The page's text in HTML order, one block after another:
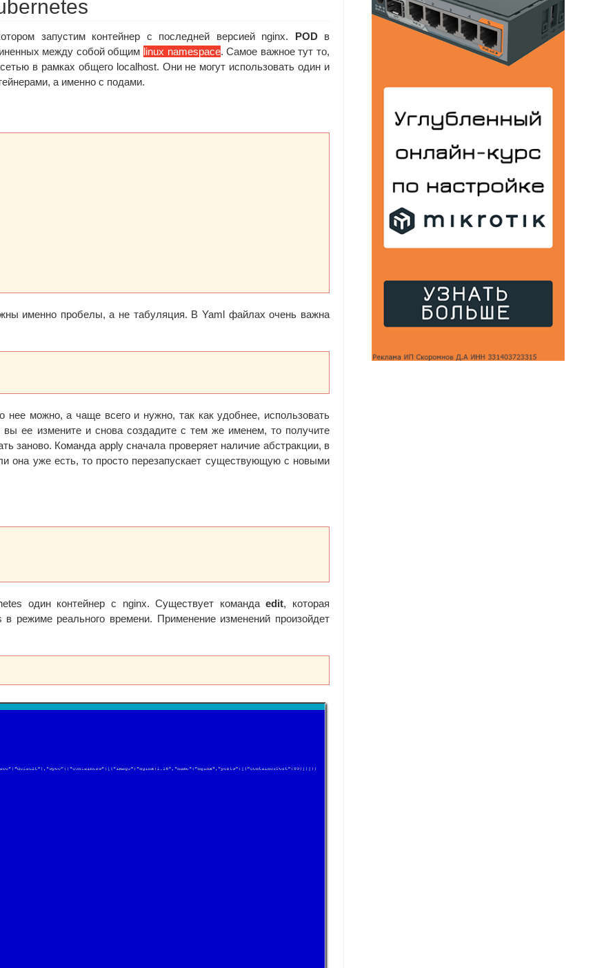
запустим контейнер с последней версией nginx. PODв
между собой общим linux namespace. Самое важное тут то,
в рамках общего localhost. Они не могут использовать один и
а именно с подами.
именно пробелы, а не табуляция. В Yaml файлах очень важна
нее можно, а чаще всего и нужно, так как удобнее, использовать
ее измените и снова создадите с тем же именем, то получите
заново. Команда apply сначала проверяет наличие абстракции, в
она уже есть, то просто перезапускает существующую с новыми
один контейнер с nginx. Существует командаedit, которая
в режиме реального времени. Применение изменений произойдет